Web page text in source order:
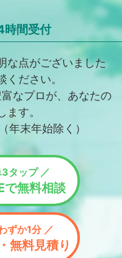
時間受付
な点がございました
ください。
なプロが、あなたの
ます。
年末年始除く）
3タップ ／
で無料相談
ずか1分 ／
無料見積り